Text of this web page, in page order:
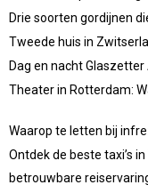
Drie soorten gordijnen
Tweede huis in
Dag en nacht
Theater in Rotterdam:
Waarop te letten bij
Ontdek de beste taxi’s
betrouwbare